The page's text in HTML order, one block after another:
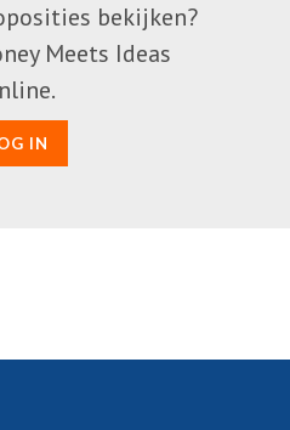
bekijken?
Meets Ideas
IN